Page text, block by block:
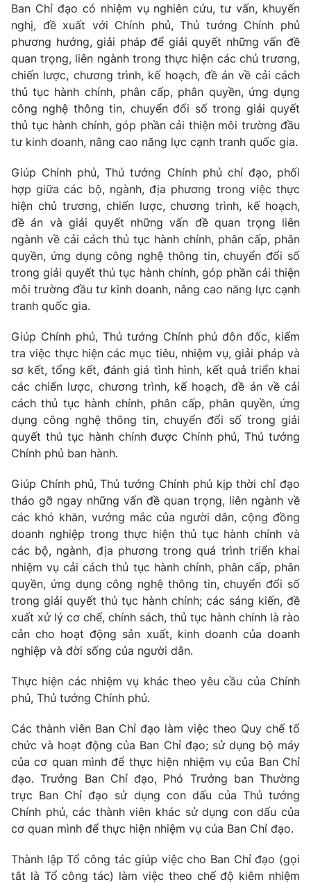
Phó Tổng Biên tập: Nguyễn Thị Mỹ Hạnh, Phạm Quốc Thắng,
Nguyễn Trọng Ninh
Tổng đài VTV:024.38 355 931 - 024.38 355 932
Ðiện thoại Thời báo VTV:024.66 897 897
Email:
toasoan@vtv.vn
Liên hệ quảng cáo:
024-7300.7108
® Cấm sao chép dưới mọi hình thức nếu không có sự chấp
thuận bằng văn bản. Ghi rõ nguồn VTV.vn khi phát hành lại
Ban Chỉ đạo có nhiệm vụ nghiên cứu, tư vấn, khuyến
nghị, đề xuất với Chính phủ, Thủ tướng Chính phủ
phương hướng, giải pháp để giải quyết những vấn đề
quan trọng, liên ngành trong thực hiện các chủ trương,
chiến lược, chương trình, kế hoạch, đề án về cải cách
thủ tục hành chính, phân cấp, phân quyền, ứng dụng
công nghệ thông tin, chuyển đổi số trong giải quyết
thủ tục hành chính, góp phần cải thiện môi trường đầu
tư kinh doanh, nâng cao năng lực cạnh tranh quốc gia.
Giúp Chính phủ, Thủ tướng Chính phủ chỉ đạo, phối
hợp giữa các bộ, ngành, địa phương trong việc thực
hiện chủ trương, chiến lược, chương trình, kế hoạch,
đề án và giải quyết những vấn đề quan trọng liên
ngành về cải cách thủ tục hành chính, phân cấp, phân
quyền, ứng dụng công nghệ thông tin, chuyển đổi số
trong giải quyết thủ tục hành chính, góp phần cải thiện
môi trường đầu tư kinh doanh, nâng cao năng lực cạnh
tranh quốc gia.
Giúp Chính phủ, Thủ tướng Chính phủ đôn đốc, kiểm
tra việc thực hiện các mục tiêu, nhiệm vụ, giải pháp và
sơ kết, tổng kết, đánh giá tình hình, kết quả triển khai
các chiến lược, chương trình, kế hoạch, đề án về cải
cách thủ tục hành chính, phân cấp, phân quyền, ứng
dụng công nghệ thông tin, chuyển đổi số trong giải
quyết thủ tục hành chính được Chính phủ, Thủ tướng
Chính phủ ban hành.
Giúp Chính phủ, Thủ tướng Chính phủ kịp thời chỉ đạo
tháo gỡ ngay những vấn đề quan trọng, liên ngành về
các khó khăn, vướng mắc của người dân, cộng đồng
doanh nghiệp trong thực hiện thủ tục hành chính và
các bộ, ngành, địa phương trong quá trình triển khai
nhiệm vụ cải cách thủ tục hành chính, phân cấp, phân
quyền, ứng dụng công nghệ thông tin, chuyển đổi số
trong giải quyết thủ tục hành chính; các sáng kiến, đề
xuất xử lý cơ chế, chính sách, thủ tục hành chính là rào
cản cho hoạt động sản xuất, kinh doanh của doanh
nghiệp và đời sống của người dân.
Thực hiện các nhiệm vụ khác theo yêu cầu của Chính
phủ, Thủ tướng Chính phủ.
Các thành viên Ban Chỉ đạo làm việc theo Quy chế tổ
chức và hoạt động của Ban Chỉ đạo; sử dụng bộ máy
của cơ quan mình để thực hiện nhiệm vụ của Ban Chỉ
đạo. Trưởng Ban Chỉ đạo, Phó Trưởng ban Thường
trực Ban Chỉ đạo sử dụng con dấu của Thủ tướng
Chính phủ, các thành viên khác sử dụng con dấu của
cơ quan mình để thực hiện nhiệm vụ của Ban Chỉ đạo.
Thành lập Tổ công tác giúp việc cho Ban Chỉ đạo (gọi
tắt là Tổ công tác) làm việc theo chế độ kiêm nhiệm